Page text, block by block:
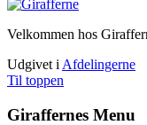
Velkommen hos
Udgivet i Afdelingerne
Til toppen
Giraffernes Menu